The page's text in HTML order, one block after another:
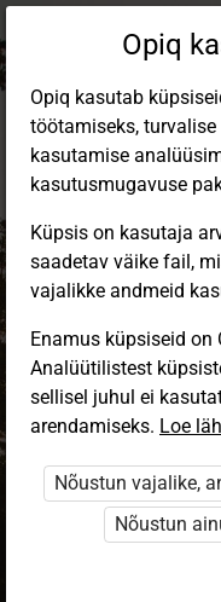
Vali,
eKool
Opiq
Opiq
Opiq kasutab
töötamiseks,
kasutamise
kasutusmugavuse
Küpsis on kasutaja
saadetav väike fail,
vajalikke andmeid
Enamus küpsiseid
Analüütilistest
sellisel juhul ei
arendamiseks. Loe
Nõustun vajalike,
Nõustun